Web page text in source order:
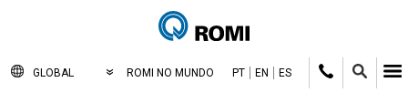
GLOBAL ROMI NO MUNDO PT EN ES